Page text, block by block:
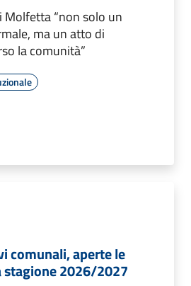
Molfetta “non solo un
ma un atto di
la comunità”
comunali, aperte le
stagione 2026/2027